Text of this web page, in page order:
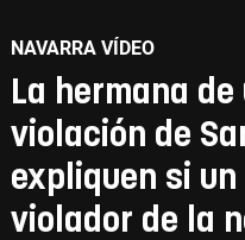
NAVARRA VÍDEO
La hermana
violación de
expliquen si
violador de la